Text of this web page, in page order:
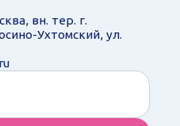
вн. тер. г.
Ухтомский, ул.